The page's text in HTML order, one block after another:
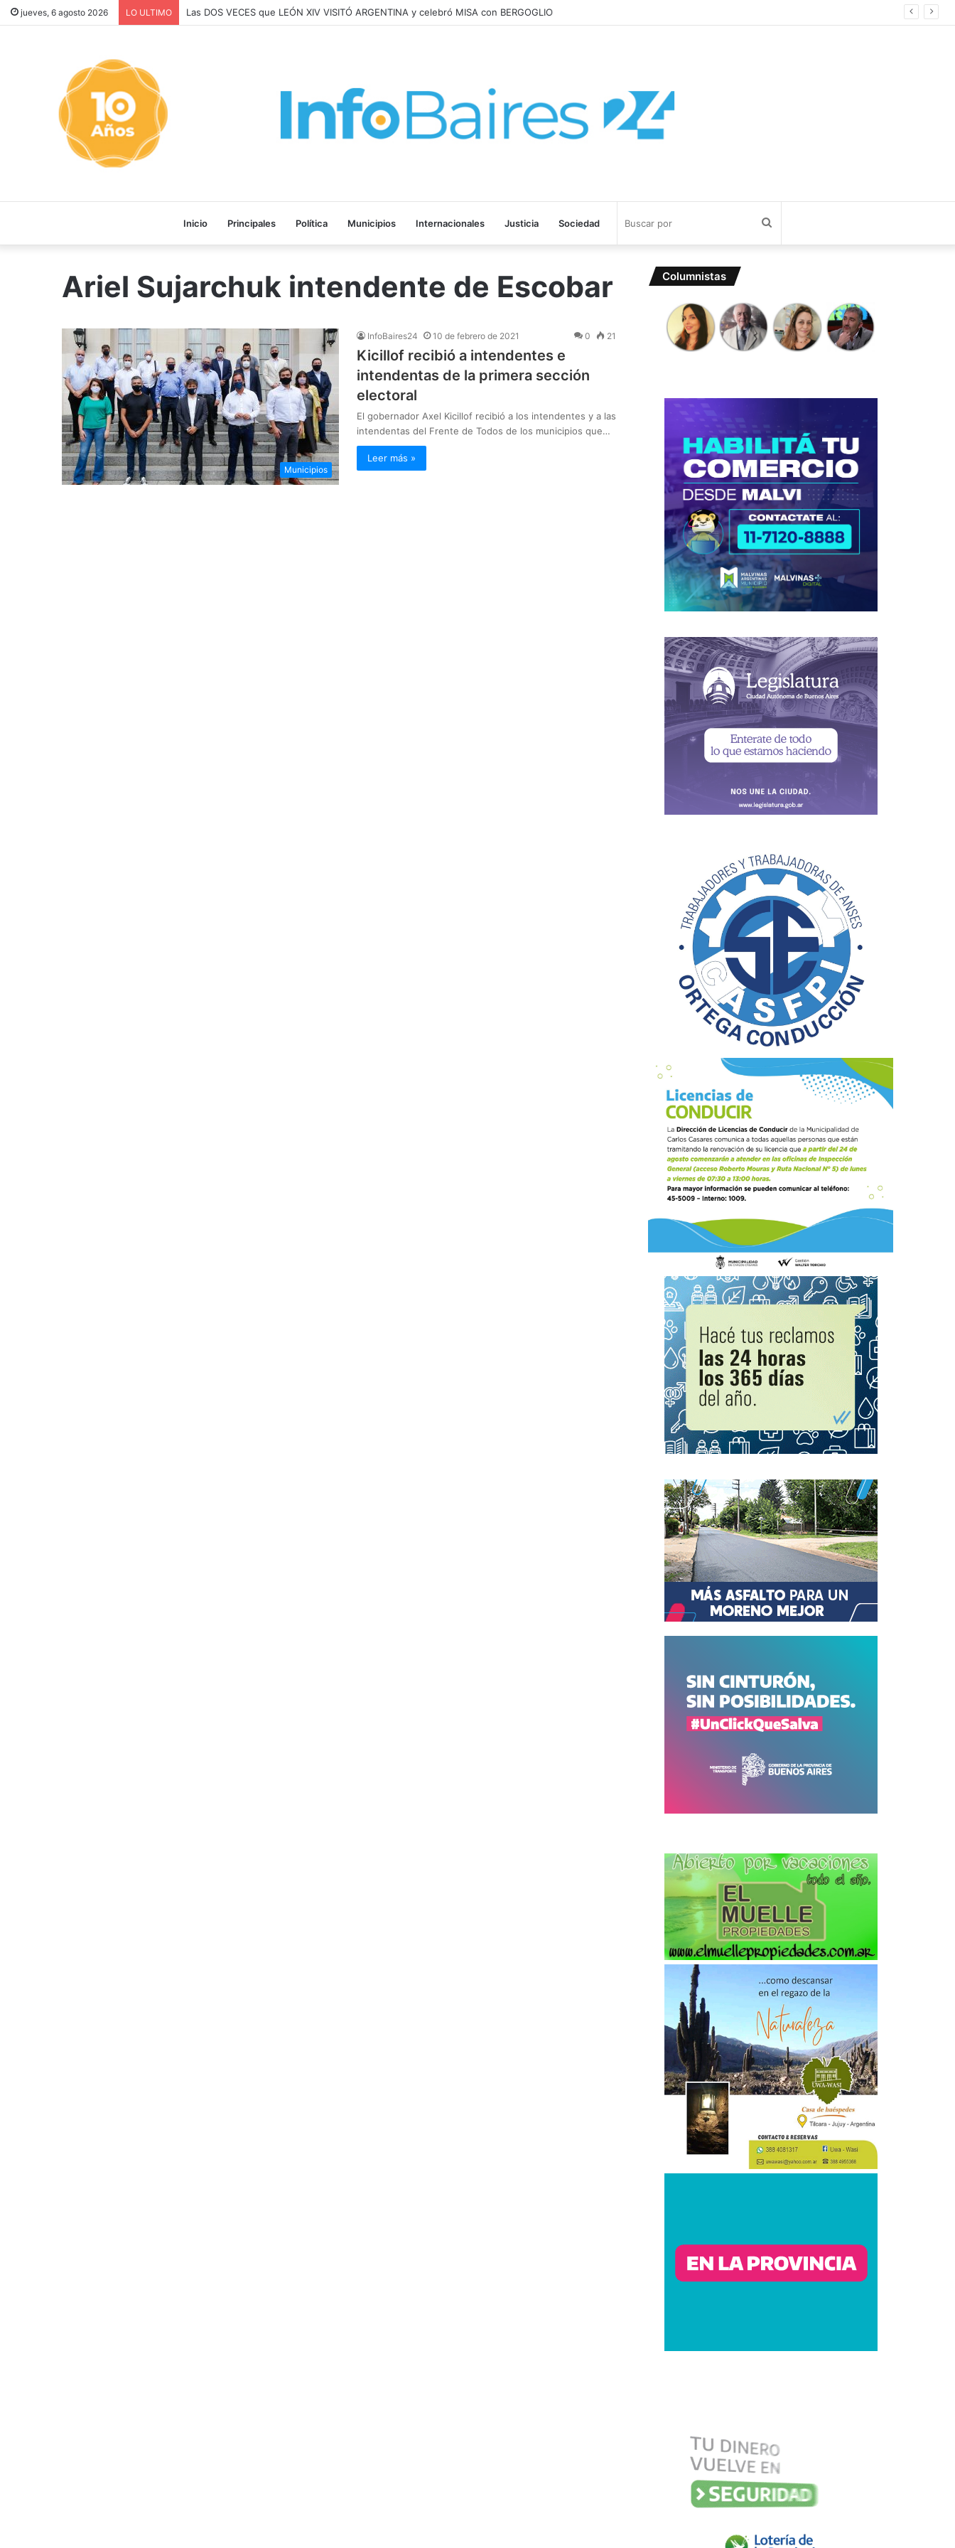
jueves, 6 agosto 2026 LO ULTIMO Las DOS VECES que LEÓN XIV VISITÓ ARGENTINA y celebró MISA con BERGOGLIO
Inicio Principales Política Municipios Internacionales Justicia Sociedad
Ariel Sujarchuk intendente de Escobar
Municipios
InfoBaires24 10 de febrero de 2021 0 21
Kicillof recibió a intendentes e
intendentas de la primera sección
electoral
El gobernador Axel Kicillof recibió a los intendentes y a las
intendentas del Frente de Todos de los municipios que…
Leer más »
Columnistas